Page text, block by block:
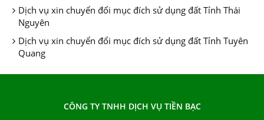
Dịch vụ xin chuyển đổi mục đích sử dụng đất Tỉnh Thái
Nguyên
Dịch vụ xin chuyển đổi mục đích sử dụng đất Tỉnh Tuyên
Quang
CÔNG TY TNHH DỊCH VỤ TIỀN BẠC